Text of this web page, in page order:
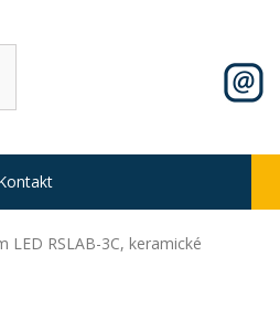
LED RSLAB-3C, keramické